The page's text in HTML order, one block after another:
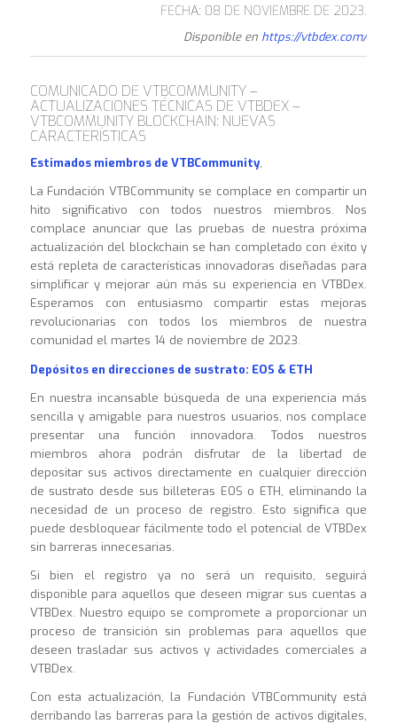
FECHA: 08 DE NOVIEMBRE DE 2023.
Disponible en https://vtbdex.com/
COMUNICADO DE VTBCOMMUNITY –
ACTUALIZACIONES TÉCNICAS DE VTBDEX –
VTBCOMMUNITY BLOCKCHAIN: NUEVAS
CARACTERÍSTICAS
Estimados miembros de VTBCommunity,
La Fundación VTBCommunity se complace en compartir un
hito significativo con todos nuestros miembros. Nos
complace anunciar que las pruebas de nuestra próxima
actualización del blockchain se han completado con éxito y
está repleta de características innovadoras diseñadas para
simplificar y mejorar aún más su experiencia en VTBDex.
Esperamos con entusiasmo compartir estas mejoras
revolucionarias con todos los miembros de nuestra
comunidad el martes 14 de noviembre de 2023.
Depósitos en direcciones de sustrato: EOS & ETH
En nuestra incansable búsqueda de una experiencia más
sencilla y amigable para nuestros usuarios, nos complace
presentar una función innovadora. Todos nuestros
miembros ahora podrán disfrutar de la libertad de
depositar sus activos directamente en cualquier dirección
de sustrato desde sus billeteras EOS o ETH, eliminando la
necesidad de un proceso de registro. Esto significa que
puede desbloquear fácilmente todo el potencial de VTBDex
sin barreras innecesarias.
Si bien el registro ya no será un requisito, seguirá
disponible para aquellos que deseen migrar sus cuentas a
VTBDex. Nuestro equipo se compromete a proporcionar un
proceso de transición sin problemas para aquellos que
deseen trasladar sus activos y actividades comerciales a
VTBDex.
Con esta actualización, la Fundación VTBCommunity está
derribando las barreras para la gestión de activos digitales,